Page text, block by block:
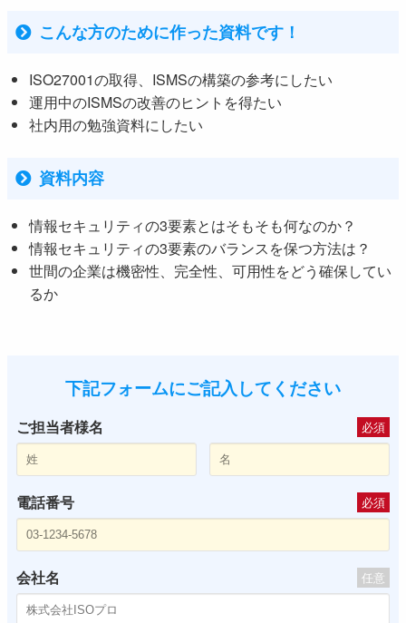
こんな方のために作った資料です！
ISO27001の取得、ISMSの構築の参考にしたい
運用中のISMSの改善のヒントを得たい
社内用の勉強資料にしたい
資料内容
情報セキュリティの3要素とはそもそも何なのか？
情報セキュリティの3要素のバランスを保つ方法は？
世間の企業は機密性、完全性、可用性をどう確保してい
るか
下記フォームにご記入してください
ご担当者様名 必須
電話番号 必須
会社名 任意